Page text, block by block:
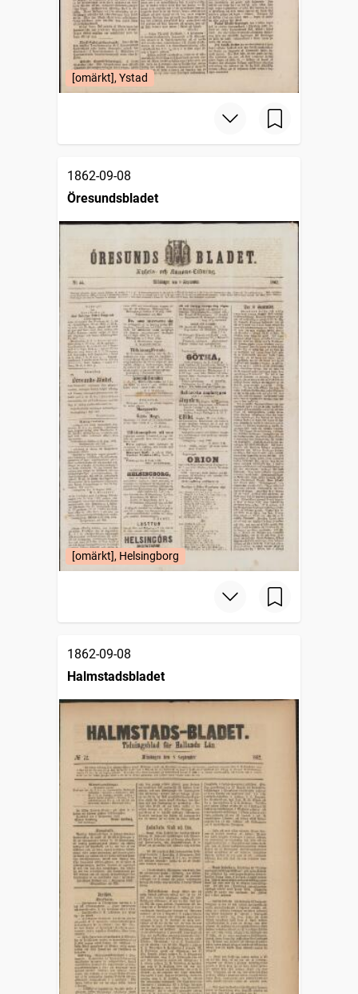
[omärkt], Ystad
1862-09-08
Öresundsbladet
[omärkt], Helsingborg
1862-09-08
Halmstadsbladet